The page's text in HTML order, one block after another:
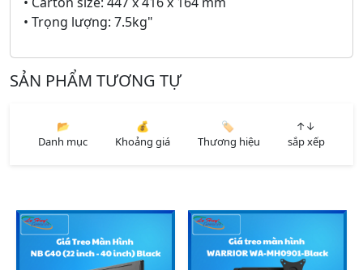
• Trọng lượng: 7.5kg"
SẢN PHẨM TƯƠNG TỰ
📂
Danh mục
💰
Khoảng giá
🏷️
Thương hiệu
↑↓
sắp xếp